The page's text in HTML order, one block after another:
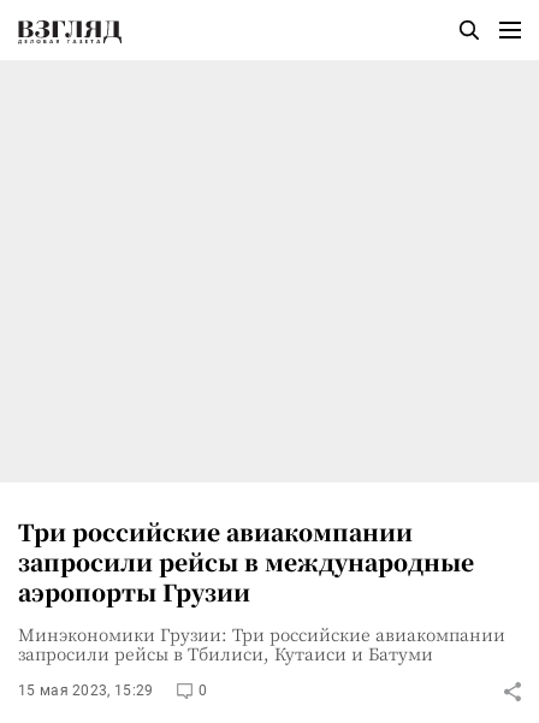
Три российские авиакомпании
запросили рейсы в международные
аэропорты Грузии
Минэкономики Грузии: Три российские авиакомпании
запросили рейсы в Тбилиси, Кутаиси и Батуми
15 мая 2023, 15:29 0